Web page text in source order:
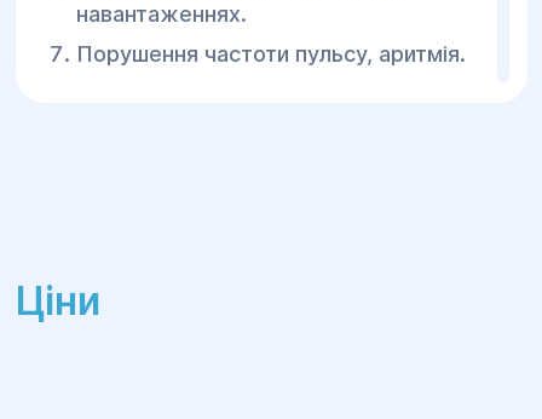
навантаженнях.
Порушення частоти пульсу, аритмія.
до дитячого кардіоревматолога.
Ціни